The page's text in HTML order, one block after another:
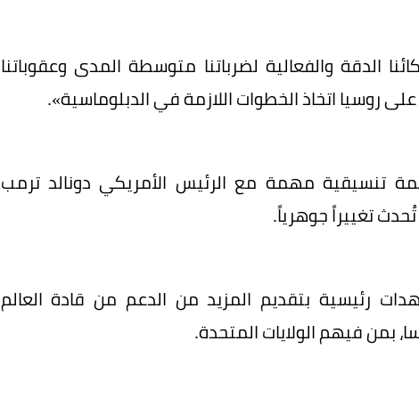
الدقة والفعالية لضرباتنا متوسطة المدى وعقوباتنا
روسيا اتخاذ الخطوات اللازمة في الدبلوماسية».
تنسيقية مهمة مع الرئيس الأمريكي دونالد ترمب
تغييراً جوهرياً.
رئيسية بتقديم المزيد من الدعم من قادة العالم
فيهم الولايات المتحدة.